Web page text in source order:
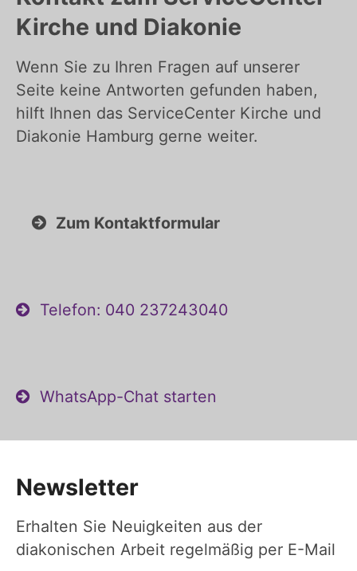
Kirche und Diakonie
Wenn Sie zu Ihren Fragen auf unserer
Seite keine Antworten gefunden haben,
hilft Ihnen das ServiceCenter Kirche und
Diakonie Hamburg gerne weiter.
Zum Kontaktformular
Telefon: 040 237243040
WhatsApp-Chat starten
Newsletter
Erhalten Sie Neuigkeiten aus der
diakonischen Arbeit regelmäßig per E-Mail